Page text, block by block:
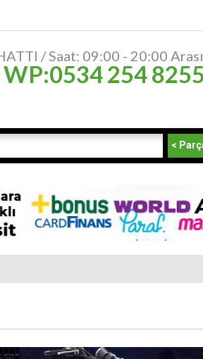
/ Saat: 09:00 - 20:00 Arası
254
<